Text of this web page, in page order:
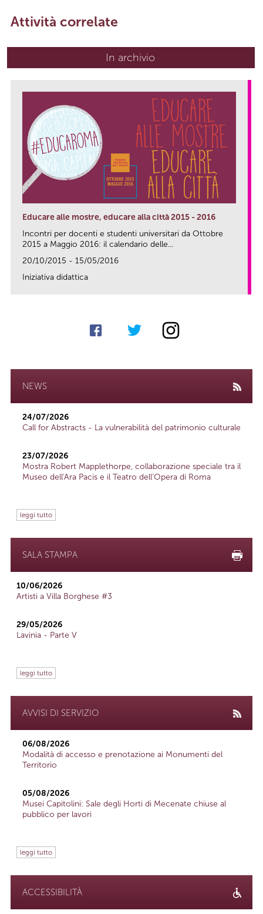
Attività correlate
In archivio
Educare alle mostre, educare alla città 2015 - 2016
Incontri per docenti e studenti universitari da Ottobre
2015 a Maggio 2016: il calendario delle...
20/10/2015 - 15/05/2016
Iniziativa didattica
NEWS
24/07/2026
Call for Abstracts - La vulnerabilità del patrimonio culturale
23/07/2026
Mostra Robert Mapplethorpe, collaborazione speciale tra il
Museo dell'Ara Pacis e il Teatro dell'Opera di Roma
leggi tutto
SALA STAMPA
10/06/2026
Artisti a Villa Borghese #3
29/05/2026
Lavinia - Parte V
leggi tutto
AVVISI DI SERVIZIO
06/08/2026
Modalità di accesso e prenotazione ai Monumenti del
Territorio
05/08/2026
Musei Capitolini: Sale degli Horti di Mecenate chiuse al
pubblico per lavori
leggi tutto
ACCESSIBILITÀ